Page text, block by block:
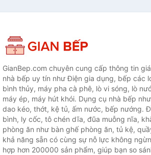
GianBep.com chuyên cung cấp thông tin
nhà bếp uy tín như Điện gia dụng, bếp các
bình thủy, máy pha cà phê, lò vi sóng, lò
máy ép, máy hút khói. Dụng cụ nhà bếp
dao kéo, thớt, kệ tủ, ấm nước, bếp nướng.
bình, ly cốc, tô chén dĩa, đũa muỗng nĩa,
phòng ăn như bàn ghế phòng ăn, tủ kệ,
khả năng sẵn có cùng sự nỗ lực không
hợp hơn 200000 sản phẩm, giúp bạn so